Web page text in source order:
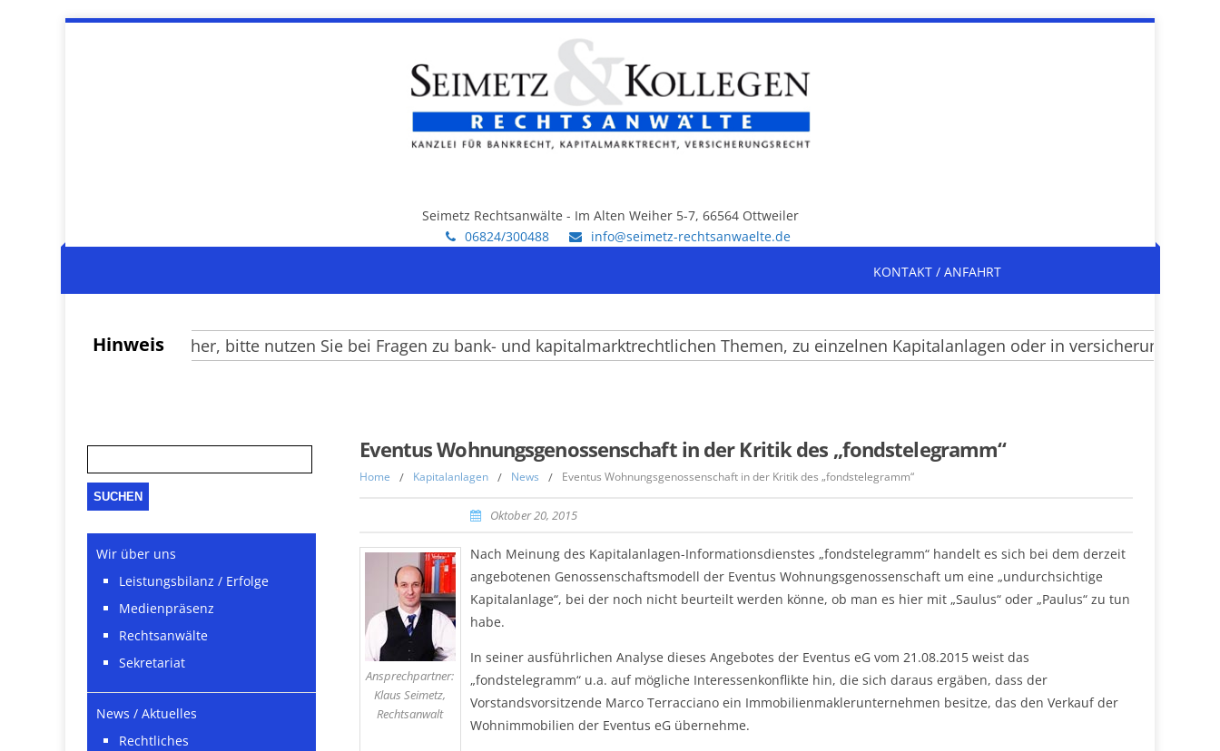
Seimetz Rechtsanwälte - Im Alten Weiher 5-7, 66564 Ottweiler
06824/300488
info@seimetz-rechtsanwaelte.de
KONTAKT / ANFAHRT
Hinweis
Verehrte Besucher, bitte nutzen Sie bei Fragen zu bank- und kapitalmarktrechtlichen Themen, zu einzelnen Kapitalanlagen oder in
Eventus Wohnungsgenossenschaft in der Kritik des „fondstelegramm“
Home / Kapitalanlagen / News / Eventus Wohnungsgenossenschaft in der Kritik des „fondstelegramm“
Ansprechpartner:
Klaus Seimetz,
Rechtsanwalt
Oktober 20, 2015
Nach Meinung des Kapitalanlagen-Informationsdienstes „fondstelegramm“ handelt es sich bei dem derzeit
angebotenen Genossenschaftsmodell der Eventus Wohnungsgenossenschaft um eine „undurchsichtige
Kapitalanlage“, bei der noch nicht beurteilt werden könne, ob man es hier mit „Saulus“ oder „Paulus“ zu tun
habe.
In seiner ausführlichen Analyse dieses Angebotes der Eventus eG vom 21.08.2015 weist das
„fondstelegramm“ u.a. auf mögliche Interessenkonflikte hin, die sich daraus ergäben, dass der
Vorstandsvorsitzende Marco Terracciano ein Immobilienmaklerunternehmen besitze, das den Verkauf der
Wohnimmobilien der Eventus eG übernehme.
nach:
Wir über uns
Leistungsbilanz / Erfolge
Medienpräsenz
Rechtsanwälte
Sekretariat
News / Aktuelles
Rechtliches